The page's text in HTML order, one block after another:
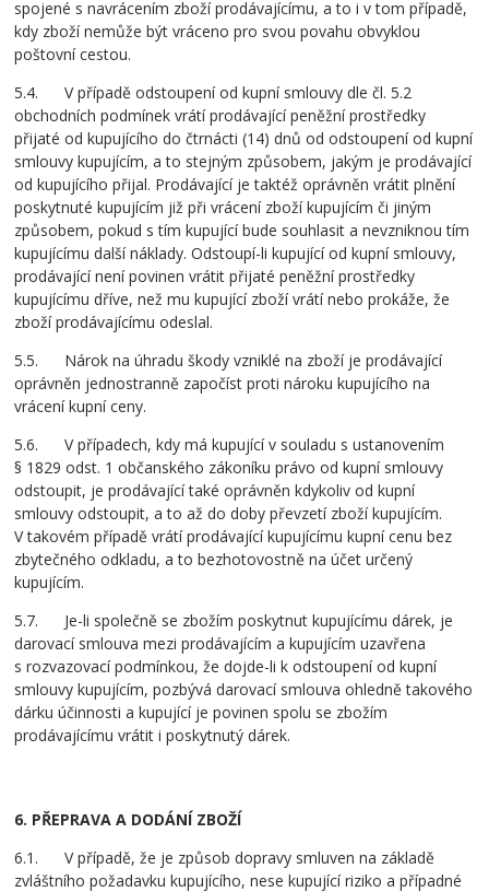
spojené s navrácením zboží prodávajícímu, a to i v tom případě,
kdy zboží nemůže být vráceno pro svou povahu obvyklou
poštovní cestou.
5.4. V případě odstoupení od kupní smlouvy dle čl. 5.2
obchodních podmínek vrátí prodávající peněžní prostředky
přijaté od kupujícího do čtrnácti (14) dnů od odstoupení od kupní
smlouvy kupujícím, a to stejným způsobem, jakým je prodávající
od kupujícího přijal. Prodávající je taktéž oprávněn vrátit plnění
poskytnuté kupujícím již při vrácení zboží kupujícím či jiným
způsobem, pokud s tím kupující bude souhlasit a nevzniknou tím
kupujícímu další náklady. Odstoupí-li kupující od kupní smlouvy,
prodávající není povinen vrátit přijaté peněžní prostředky
kupujícímu dříve, než mu kupující zboží vrátí nebo prokáže, že
zboží prodávajícímu odeslal.
5.5. Nárok na úhradu škody vzniklé na zboží je prodávající
oprávněn jednostranně započíst proti nároku kupujícího na
vrácení kupní ceny.
5.6. V případech, kdy má kupující v souladu s ustanovením
§ 1829 odst. 1 občanského zákoníku právo od kupní smlouvy
odstoupit, je prodávající také oprávněn kdykoliv od kupní
smlouvy odstoupit, a to až do doby převzetí zboží kupujícím.
V takovém případě vrátí prodávající kupujícímu kupní cenu bez
zbytečného odkladu, a to bezhotovostně na účet určený
kupujícím.
5.7. Je-li společně se zbožím poskytnut kupujícímu dárek, je
darovací smlouva mezi prodávajícím a kupujícím uzavřena
s rozvazovací podmínkou, že dojde-li k odstoupení od kupní
smlouvy kupujícím, pozbývá darovací smlouva ohledně takového
dárku účinnosti a kupující je povinen spolu se zbožím
prodávajícímu vrátit i poskytnutý dárek.
6. PŘEPRAVA A DODÁNÍ ZBOŽÍ
6.1. V případě, že je způsob dopravy smluven na základě
zvláštního požadavku kupujícího, nese kupující riziko a případné